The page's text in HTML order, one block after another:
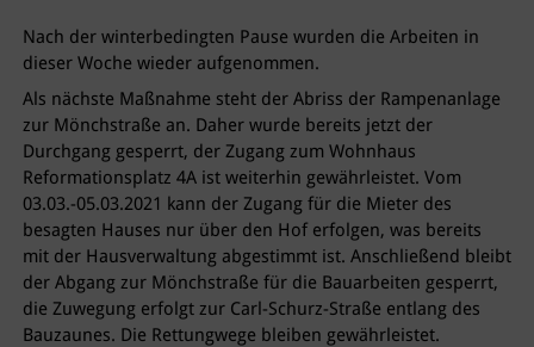
Nach der winterbedingten Pause wurden die Arbeiten in
dieser Woche wieder aufgenommen.
Als nächste Maßnahme steht der Abriss der Rampenanlage
zur Mönchstraße an. Daher wurde bereits jetzt der
Durchgang gesperrt, der Zugang zum Wohnhaus
Reformationsplatz 4A ist weiterhin gewährleistet. Vom
03.03.-05.03.2021 kann der Zugang für die Mieter des
besagten Hauses nur über den Hof erfolgen, was bereits
mit der Hausverwaltung abgestimmt ist. Anschließend bleibt
der Abgang zur Mönchstraße für die Bauarbeiten gesperrt,
die Zuwegung erfolgt zur Carl-Schurz-Straße entlang des
Bauzaunes. Die Rettungwege bleiben gewährleistet.